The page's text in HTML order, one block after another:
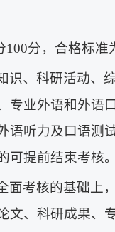
分，合格标准
识、科研活动、
专业外语和外语
语听力及口语测
可提前结束考核。
面考核的基础上
文、科研成果、